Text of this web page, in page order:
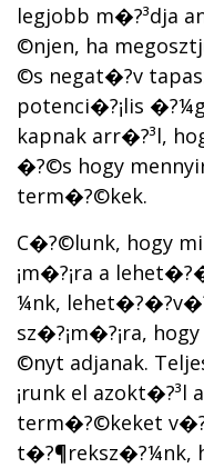
legjobb m�?³dja
©njen, ha
©s negat�?­v
potenci�?¡lis
kapnak arr�?³l,
�?©s hogy
term�?©kek.
C�?©lunk, hogy
¡m�?¡ra a
¼nk,
sz�?¡m�?¡ra,
©nyt adjanak.
¡runk el azokt�?³l
term�?©keket
t�?¶reksz�?¼nk,